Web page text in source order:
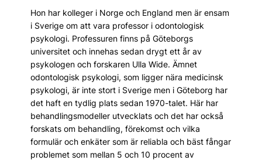
Hon har kolleger i Norge och England men är ensam
i Sverige om att vara professor i odontologisk
psykologi. Professuren finns på Göteborgs
universitet och innehas sedan drygt ett år av
psykologen och forskaren Ulla Wide. Ämnet
odontologisk psykologi, som ligger nära medicinsk
psykologi, är inte stort i Sverige men i Göteborg har
det haft en tydlig plats sedan 1970-talet. Här har
behandlings­modeller utvecklats och det har också
forskats om behandling, förekomst och vilka
formulär och enkäter som är reliabla och bäst fångar
problemet som mellan 5 och 10 procent av